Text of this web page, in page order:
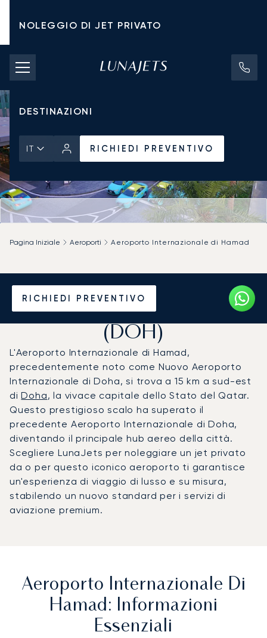
NOLEGGIO DI JET PRIVATO
TARIFFE DI NOLEGGIO
JET PRIVATI
DESTINAZIONI
IT RICHIEDI PREVENTIVO
RICHIEDI PREVENTIVO
Pagina Iniziale Aeroporti Aeroporto Internazionale di Hamad
Noleggio jet privato per
l'Aeroporto di Hamad
(DOH)
L'Aeroporto Internazionale di Hamad,
precedentemente noto come Nuovo Aeroporto
Internazionale di Doha, si trova a 15 km a sud-est
diDoha, la vivace capitale dello Stato del Qatar.
Questo prestigioso scalo ha superato il
precedente Aeroporto Internazionale di Doha,
diventando il principale hub aereo della città.
Scegliere LunaJets per noleggiare un jet privato
da o per questo iconico aeroporto ti garantisce
un'esperienza di viaggio di lusso e su misura,
stabilendo un nuovo standard per i servizi di
aviazione premium.
Aeroporto Internazionale Di
Hamad: Informazioni
Essenziali